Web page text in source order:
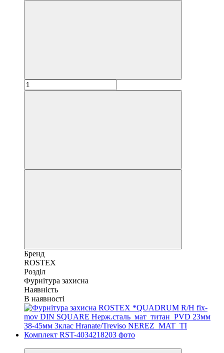
Бренд
ROSTEX
Розділ
Фурнітура захисна
Наявність
В наявності